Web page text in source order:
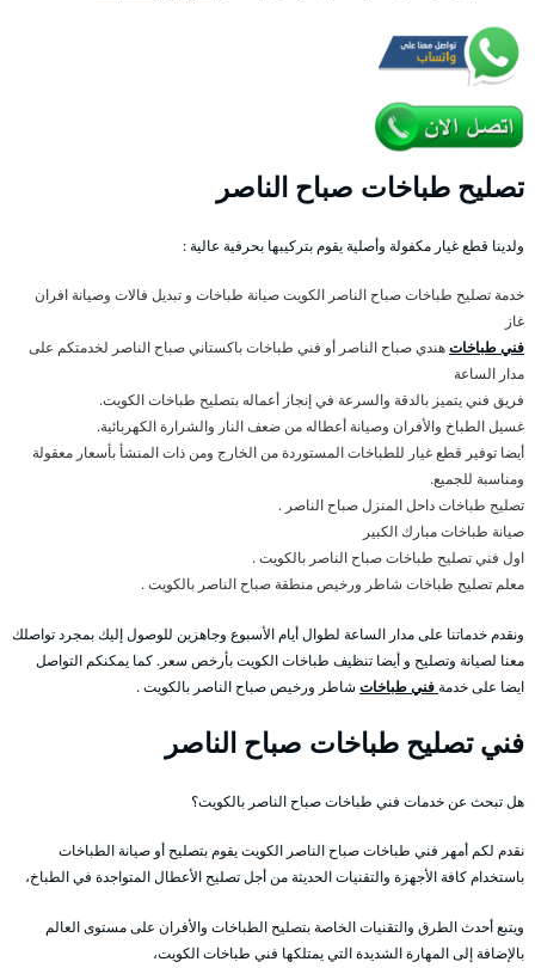
تصليح طباخات صباح الناصر
ولدينا قطع غيار مكفولة وأصلية يقوم بتركيبها بحرفية عالية :
خدمة تصليح طباخات صباح الناصر الكويت صيانة طباخات و تبديل فالات وصيانة افران
غاز
فني طباخاتهندي صباح الناصر أو فني طباخات باكستاني صباح الناصر لخدمتكم على
مدار الساعة
فريق فني يتميز بالدقة والسرعة في إنجاز أعماله بتصليح طباخات الكويت.
غسيل الطباخ والأفران وصيانة أعطاله من ضعف النار والشرارة الكهربائية.
أيضا توفير قطع غيار للطباخات المستوردة من الخارج ومن ذات المنشأ بأسعار معقولة
ومناسبة للجميع.
تصليح طباخات داحل المنزل صباح الناصر .
صيانة طباخات مبارك الكبير
اول فني تصليح طباخات صباح الناصر بالكويت .
معلم تصليح طباخات شاطر ورخيص منطقة صباح الناصر بالكويت .
ونقدم خدماتنا على مدار الساعة لطوال أيام الأسبوع وجاهزين للوصول إليك بمجرد تواصلك
معنا لصيانة وتصليح و أيضا تنظيف طباخات الكويت بأرخص سعر. كما يمكنكم التواصل
ايضا على خدمةفني طباخات شاطر ورخيص صباح الناصر بالكويت .
فني تصليح طباخات صباح الناصر
هل تبحث عن خدمات فني طباخات صباح الناصر بالكويت؟
نقدم لكم أمهر فني طباخات صباح الناصر الكويت يقوم بتصليح أو صيانة الطباخات
باستخدام كافة الأجهزة والتقنيات الحديثة من أجل تصليح الأعطال المتواجدة في الطباخ،
ويتبع أحدث الطرق والتقنيات الخاصة بتصليح الطباخات والأفران على مستوى العالم
بالإضافة إلى المهارة الشديدة التي يمتلكها فني طباخات الكويت،